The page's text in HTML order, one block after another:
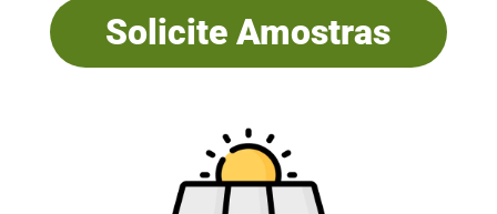
Solicite Amostras